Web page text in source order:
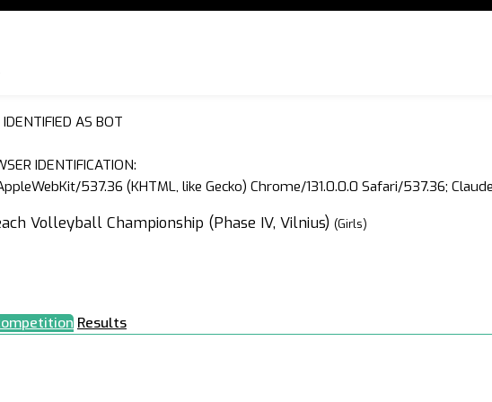
AS BOT
IDENTIFICATION:
537.36 (KHTML, like Gecko) Chrome/131.0.0.0 Safari/537.36;
Volleyball Championship (Phase IV, Vilnius) (Girls)
Results